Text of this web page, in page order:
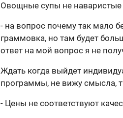
Овощные супы не наваристые
- на вопрос почему так мало
граммовка, но там будет
ответ на мой вопрос я не
Ждать когда выйдет
программы, не вижу смысла,
- Цены не соответствуют